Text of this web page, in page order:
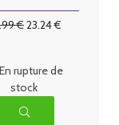
.99€23.24€
En rupture de
stock